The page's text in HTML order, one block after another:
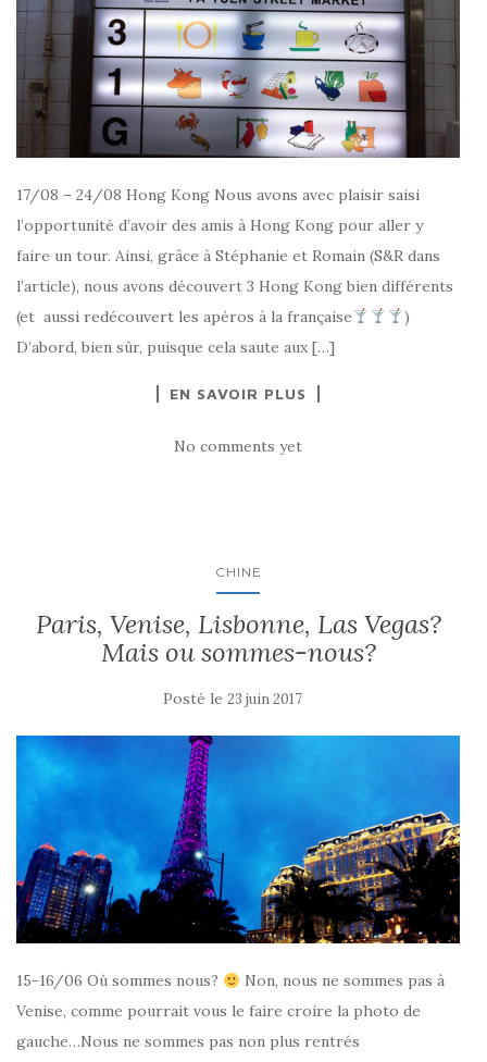
17/08 – 24/08 Hong Kong Nous avons avec plaisir saisi
l’opportunité d’avoir des amis à Hong Kong pour aller y
faire un tour. Ainsi, grâce à Stéphanie et Romain (S&R dans
l’article), nous avons découvert 3 Hong Kong bien différents
(et aussi redécouvert les apéros à la française
)
D’abord, bien sûr, puisque cela saute aux […]
EN SAVOIR PLUS
No comments yet
CHINE
Paris, Venise, Lisbonne, Las Vegas?
Mais ou sommes-nous?
Posté le 23 juin 2017
15-16/06 Où sommes nous?
Non, nous ne sommes pas à
Venise, comme pourrait vous le faire croire la photo de
gauche…Nous ne sommes pas non plus rentrés